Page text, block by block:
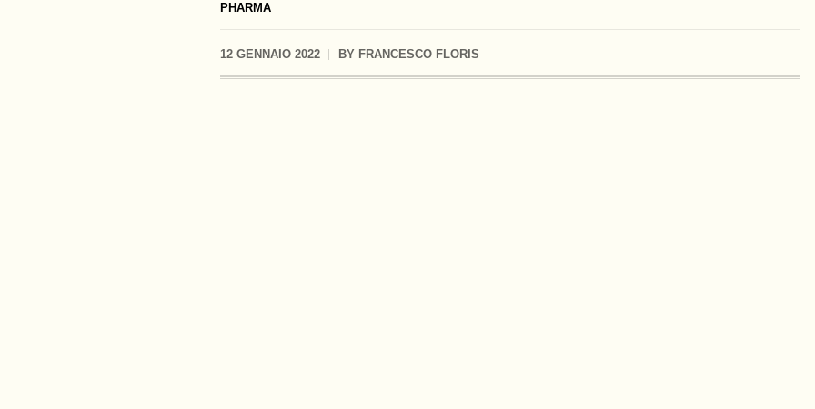
PHARMA
12 GENNAIO 2022 BY FRANCESCO FLORIS